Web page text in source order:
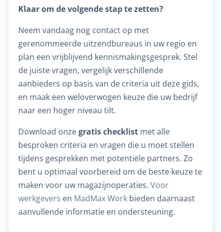
Klaar om de volgende stap te zetten?
Neem vandaag nog contact op met
gerenommeerde uitzendbureaus in uw regio en
plan een vrijblijvend kennismakingsgesprek. Stel
de juiste vragen, vergelijk verschillende
aanbieders op basis van de criteria uit deze gids,
en maak een weloverwogen keuze die uw bedrijf
naar een hoger niveau tilt.
Download onzegratis checklist met alle
besproken criteria en vragen die u moet stellen
tijdens gesprekken met potentiële partners. Zo
bent u optimaal voorbereid om de beste keuze te
maken voor uw magazijnoperaties. Voor
werkgevers en MadMax Work bieden daarnaast
aanvullende informatie en ondersteuning.